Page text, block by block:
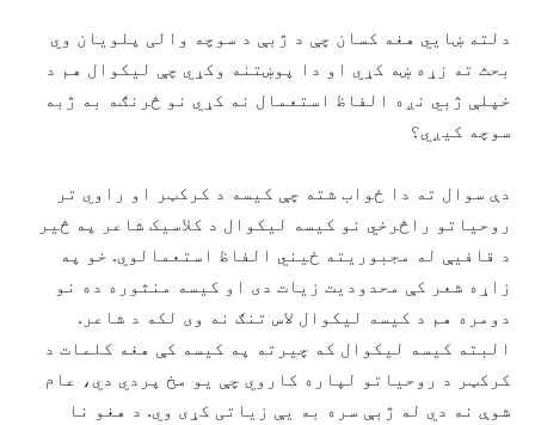
دلته ښایي هغه کسان چې د ژبې د سوچه والی پلویان وي
بحث ته زړه ښه کړي او دا پوښتنه وکړي چې لیکوال هم د
خپلې ژبي نږه الفاظ استعمال نه کړي نو څرنګه به ژبه
سوچه کیږي؟
دې سوال ته دا ځواب شته چې کیسه د کرکټر او راوي تر
روحیاتو راڅرخي نو کیسه لیکوال د کلاسیک شاعر په څیر
د قافیې له مجبوریته ځیني الفاظ استعمالوي. خو په
زاړه شعر کې محدودیت زیات دی او کیسه منثوره ده نو
دومره هم د کیسه لیکوال لاس تنګ نه وی لکه د شاعر.
البته کیسه لیکوال که چیرته په کیسه کې هغه کلمات د
کرکټر د روحیاتو لپاره کاروي چې یو مخ پردي دي، عام
شوې نه دي له ژبې سره به یې زیاتی کړی وي. د هغو نا